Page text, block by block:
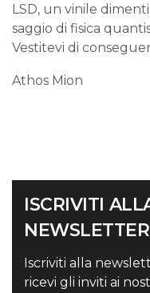
LSD, un vinile
saggio di fisica
Vestitevi di
Athos Mion
ISCRIVITI
NEWSLETTER
Iscriviti alla
ricevi gli inviti ai